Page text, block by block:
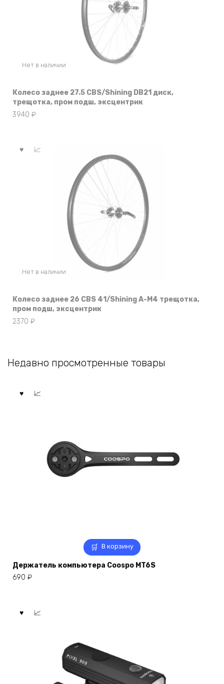
Нет в наличии
Колесо заднее 27.5 CBS/Shining DB21 диск,
трещотка, пром подш, эксцентрик
3940 ₽
Нет в наличии
Колесо заднее 26 CBS 41/Shining A-M4 трещотка,
пром подш, эксцентрик
2370 ₽
Недавно просмотренные товары
В корзину
Держатель компьютера Coospo MT6S
690 ₽